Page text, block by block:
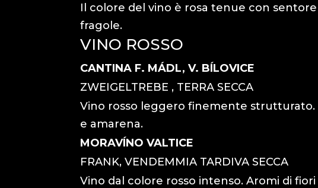
Il colore del vino è rosa tenue con
fragole.
VINO ROSSO
CANTINA F. MÁDL, V. BÍLOVICE
ZWEIGELTREBE , TERRA SECCA
Vino rosso leggero finemente strutturato.
e amarena.
MORAVÍNO VALTICE
FRANK, VENDEMMIA TARDIVA SECCA
Vino dal colore rosso intenso. Aromi di